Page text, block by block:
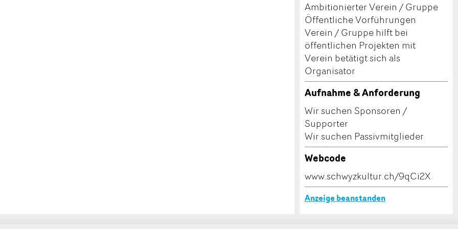
Ambitionierter Verein / Gruppe
Öffentliche Vorführungen
Verein / Gruppe hilft bei
öffentlichen Projekten mit
Verein betätigt sich als
Organisator
Aufnahme & Anforderung
Wir suchen Sponsoren /
Supporter
Wir suchen Passivmitglieder
Webcode
www.schwyzkultur.ch/9qCi2X
Anzeige beanstanden